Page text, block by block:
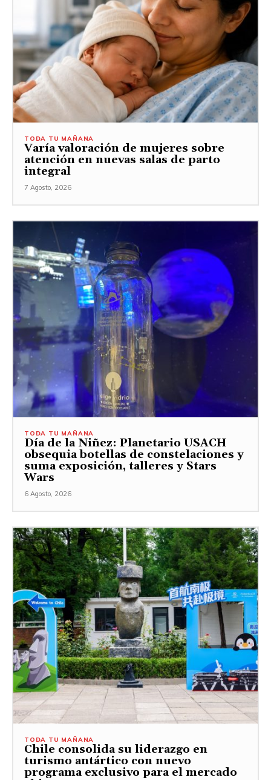
TODA TU MAÑANA
Varía valoración de mujeres sobre
atención en nuevas salas de parto
integral
7 Agosto, 2026
TODA TU MAÑANA
Día de la Niñez: Planetario USACH
obsequia botellas de constelaciones y
suma exposición, talleres y Stars
Wars
6 Agosto, 2026
TODA TU MAÑANA
Chile consolida su liderazgo en
turismo antártico con nuevo
programa exclusivo para el mercado